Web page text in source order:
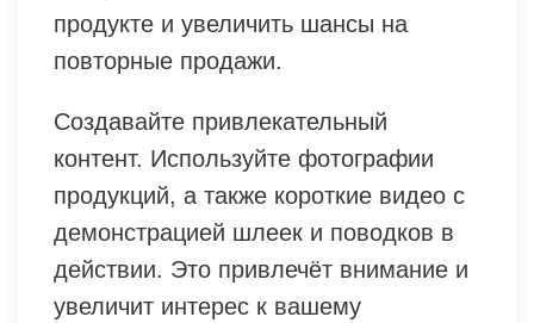
продукте и увеличить шансы на
повторные продажи.
Создавайте привлекательный
контент. Используйте фотографии
продукций, а также короткие видео с
демонстрацией шлеек и поводков в
действии. Это привлечёт внимание и
увеличит интерес к вашему